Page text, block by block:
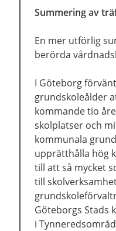
Summering av
En mer utförlig
berörda
I Göteborg
grundskoleålder
kommande tio
skolplatser och
kommunala
upprätthålla hög
till att så mycket
till
Göteborgs Stads
i